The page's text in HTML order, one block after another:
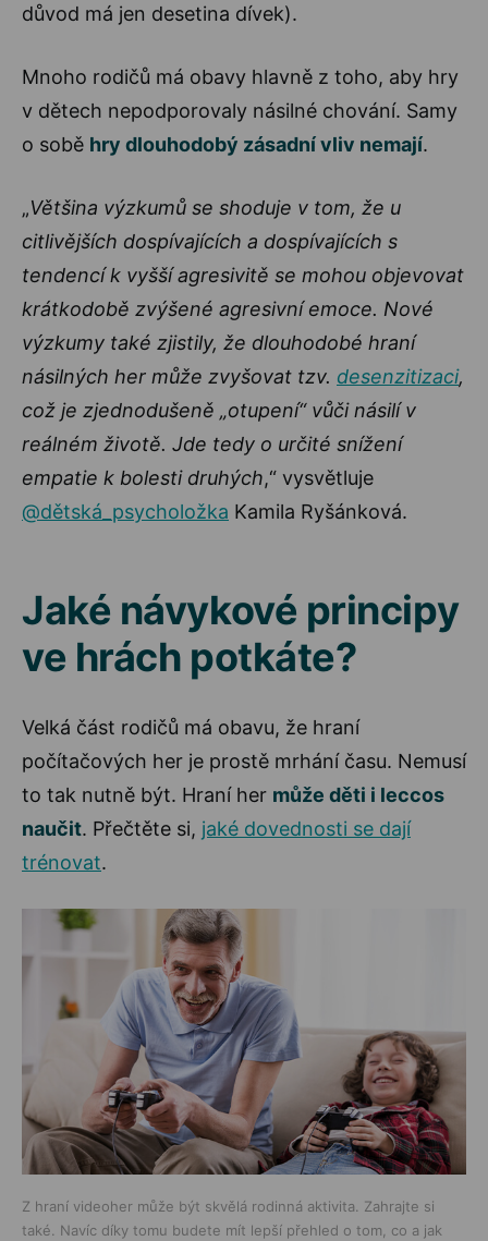
důvod má jen desetina dívek).
Mnoho rodičů má obavy hlavně z toho, aby hry
v dětech nepodporovaly násilné chování. Samy
o sobě hry dlouhodobý zásadní vliv nemají.
„Většina výzkumů se shoduje v tom, že u
citlivějších dospívajících a dospívajících s
tendencí k vyšší agresivitě se mohou objevovat
krátkodobě zvýšené agresivní emoce. Nové
výzkumy také zjistily, že dlouhodobé hraní
násilných her může zvyšovat tzv. desenzitizaci,
což je zjednodušeně „otupení“ vůči násilí v
reálném životě. Jde tedy o určité snížení
empatie k bolesti druhých,“ vysvětluje
@dětská_psycholožka Kamila Ryšánková.
Jaké návykové principy
ve hrách potkáte?
Velká část rodičů má obavu, že hraní
počítačových her je prostě mrhání času. Nemusí
to tak nutně být. Hraní her může děti i leccos
naučit. Přečtěte si, jaké dovednosti se dají
trénovat.
Z hraní videoher může být skvělá rodinná aktivita. Zahrajte si
také. Navíc díky tomu budete mít lepší přehled o tom, co a jak